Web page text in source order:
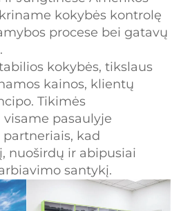
kokybės kontrolę
procese bei gatavų
kokybės, tikslaus
kainos, klientų
Tikimės
pasaulyje
kad
nuoširdų ir abipusiai
santykį.